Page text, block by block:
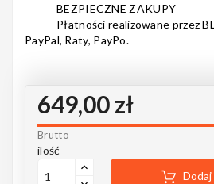
Kursy/Szkolenia
Rainbow
BEZPIECZNE ZAKUPY
Płatności realizowane przez
PayPal, Raty, PayPo.
649,00 zł
Brutto
ilość
Dodaj